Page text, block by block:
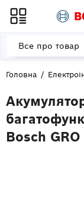
Головна
Bosch
Все про товар